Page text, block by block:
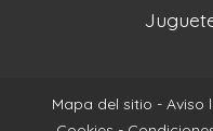
Mapa del sitio - Aviso